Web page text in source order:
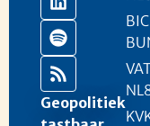
Geopolitiek